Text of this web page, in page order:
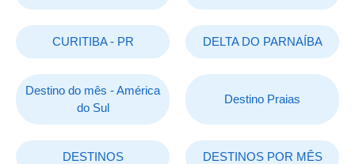
CURITIBA - PR DELTA DO PARNAÍBA
Destino do mês - América
do Sul
Destino Praias
DESTINOS DESTINOS POR MÊS